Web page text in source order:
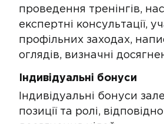
проведення тренінгів,
експертні консультації,
профільних заходах,
оглядів, визначні
Індивідуальні бонуси
Індивідуальні бонуси
позиції та ролі,​​​​